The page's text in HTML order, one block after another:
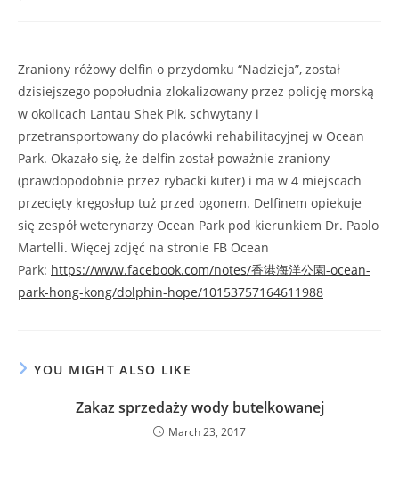
Zraniony różowy delfin o przydomku “Nadzieja”, został
dzisiejszego popołudnia zlokalizowany przez policję morską
w okolicach Lantau Shek Pik, schwytany i
przetransportowany do placówki rehabilitacyjnej w Ocean
Park. Okazało się, że delfin został poważnie zraniony
(prawdopodobnie przez rybacki kuter) i ma w 4 miejscach
przecięty kręgosłup tuż przed ogonem. Delfinem opiekuje
się zespół weterynarzy Ocean Park pod kierunkiem Dr. Paolo
Martelli. Więcej zdjęć na stronie FB Ocean
Park: https://www.facebook.com/notes/香港海洋公園-ocean-
park-hong-kong/dolphin-hope/10153757164611988
YOU MIGHT ALSO LIKE
Zakaz sprzedaży wody butelkowanej
March 23, 2017